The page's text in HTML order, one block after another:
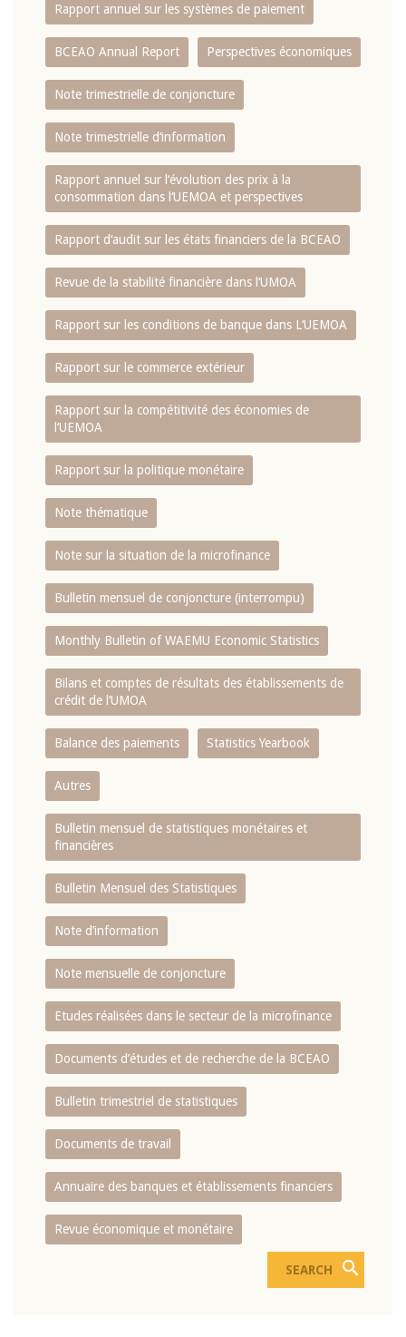
Rapport annuel sur les systèmes de paiement
BCEAO Annual Report Perspectives économiques
Note trimestrielle de conjoncture
Note trimestrielle d‘information
Rapport annuel sur l‘évolution des prix à la
consommation dans l‘UEMOA et perspectives
Rapport d‘audit sur les états financiers de la BCEAO
Revue de la stabilité financière dans l‘UMOA
Rapport sur les conditions de banque dans L‘UEMOA
Rapport sur le commerce extérieur
Rapport sur la compétitivité des économies de
l‘UEMOA
Rapport sur la politique monétaire
Note thématique
Note sur la situation de la microfinance
Bulletin mensuel de conjoncture (interrompu)
Monthly Bulletin of WAEMU Economic Statistics
Bilans et comptes de résultats des établissements de
crédit de l‘UMOA
Balance des paiements Statistics Yearbook
Autres
Bulletin mensuel de statistiques monétaires et
financières
Bulletin Mensuel des Statistiques
Note d’information
Note mensuelle de conjoncture
Etudes réalisées dans le secteur de la microfinance
Documents d’études et de recherche de la BCEAO
Bulletin trimestriel de statistiques
Documents de travail
Annuaire des banques et établissements financiers
Revue économique et monétaire